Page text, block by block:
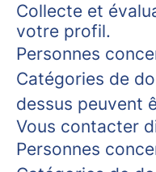
Collecte et
votre profil.
Personnes
Catégories de
dessus peuvent
Vous contacter
Personnes